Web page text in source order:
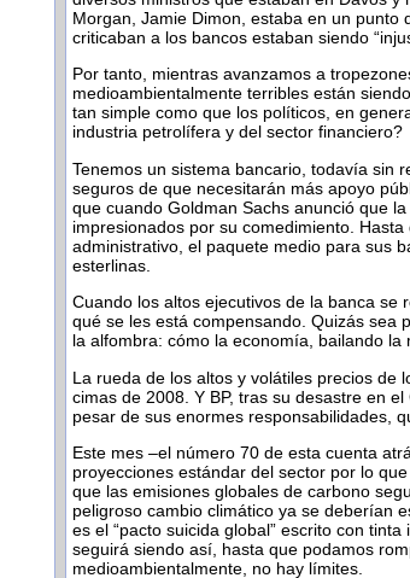
Morgan, Jamie Dimon, estaba en un
criticaban a los bancos estaban siendo
Por tanto, mientras avanzamos a
medioambientalmente terribles están
tan simple como que los políticos, en
industria petrolífera y del sector financiero?
Tenemos un sistema bancario, todavía sin
seguros de que necesitarán más apoyo
que cuando Goldman Sachs anunció que
impresionados por su comedimiento.
administrativo, el paquete medio para sus
esterlinas.
Cuando los altos ejecutivos de la banca se
qué se les está compensando. Quizás sea
la alfombra: cómo la economía, bailando
La rueda de los altos y volátiles precios de
cimas de 2008. Y BP, tras su desastre en
pesar de sus enormes responsabilidades,
Este mes –el número 70 de esta cuenta
proyecciones estándar del sector por lo
que las emisiones globales de carbono
peligroso cambio climático ya se deberían
es el “pacto suicida global” escrito con
seguirá siendo así, hasta que podamos
medioambientalmente, no hay límites.